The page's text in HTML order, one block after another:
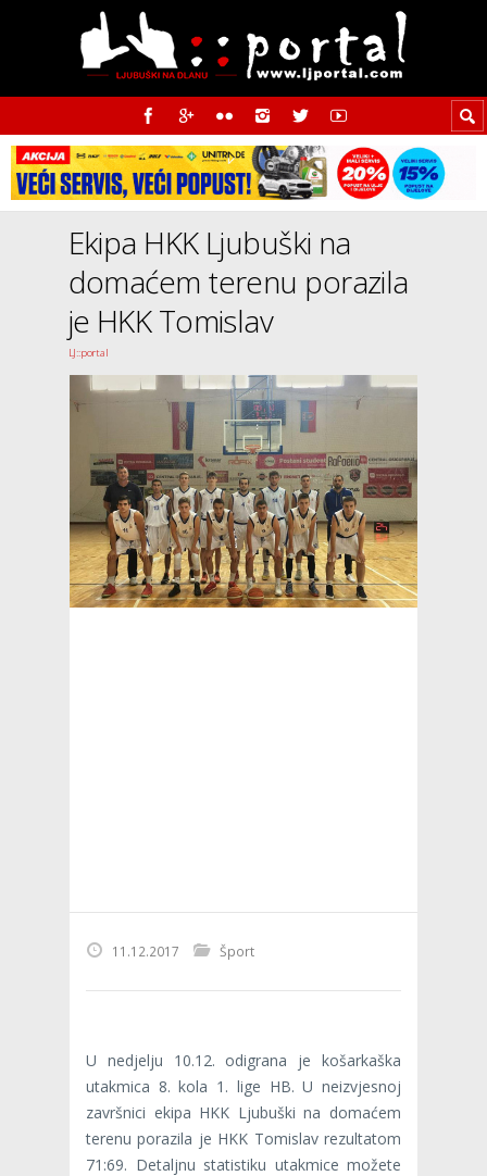
Ekipa HKK Ljubuški na
domaćem terenu porazila
je HKK Tomislav
LJ::portal
11.12.2017 Šport
U nedjelju 10.12. odigrana je košarkaška
utakmica 8. kola 1. lige HB. U neizvjesnoj
završnici ekipa HKK Ljubuški na domaćem
terenu porazila je HKK Tomislav rezultatom
71:69. Detaljnu statistiku utakmice možete